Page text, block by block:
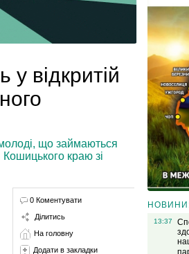
у відкритій
молоді, що займаються
краю зі
0 Коментувати
Ділитись
На головну
Додати в закладки
13:37